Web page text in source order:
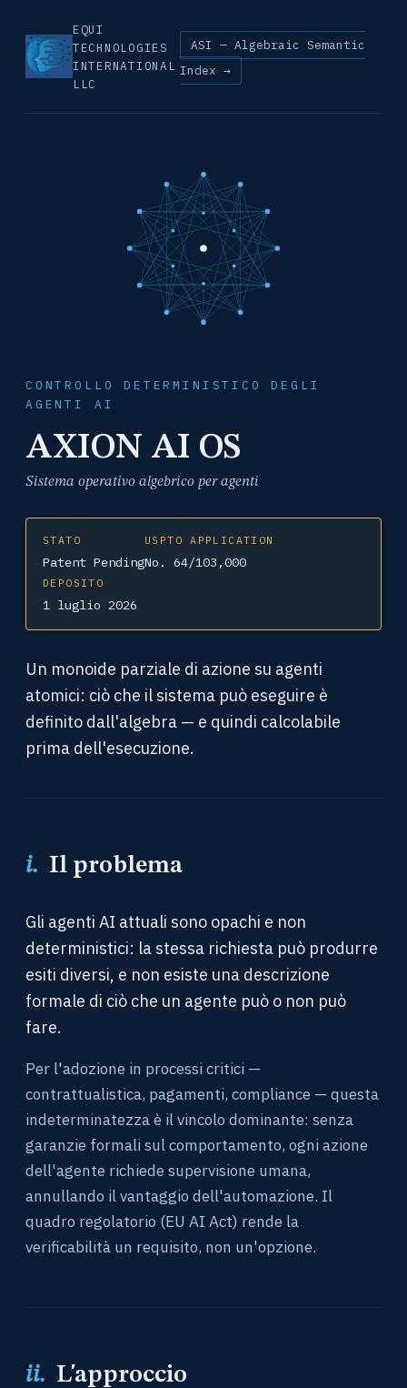
EQUI
TECHNOLOGIES
INTERNATIONAL
LLC
ASI — Algebraic Semantic
Index →
CONTROLLO DETERMINISTICO DEGLI
AGENTI AI
AXION AI OS
Sistema operativo algebrico per agenti
STATO
Patent Pending
USPTO APPLICATION
No. 64/103,000
DEPOSITO
1 luglio 2026
Un monoide parziale di azione su agenti
atomici: ciò che il sistema può eseguire è
definito dall'algebra — e quindi calcolabile
prima dell'esecuzione.
i. Il problema
Gli agenti AI attuali sono opachi e non
deterministici: la stessa richiesta può produrre
esiti diversi, e non esiste una descrizione
formale di ciò che un agente può o non può
fare.
Per l'adozione in processi critici —
contrattualistica, pagamenti, compliance — questa
indeterminatezza è il vincolo dominante: senza
garanzie formali sul comportamento, ogni azione
dell'agente richiede supervisione umana,
annullando il vantaggio dell'automazione. Il
quadro regolatorio (EU AI Act) rende la
verificabilità un requisito, non un'opzione.
ii. L'approccio